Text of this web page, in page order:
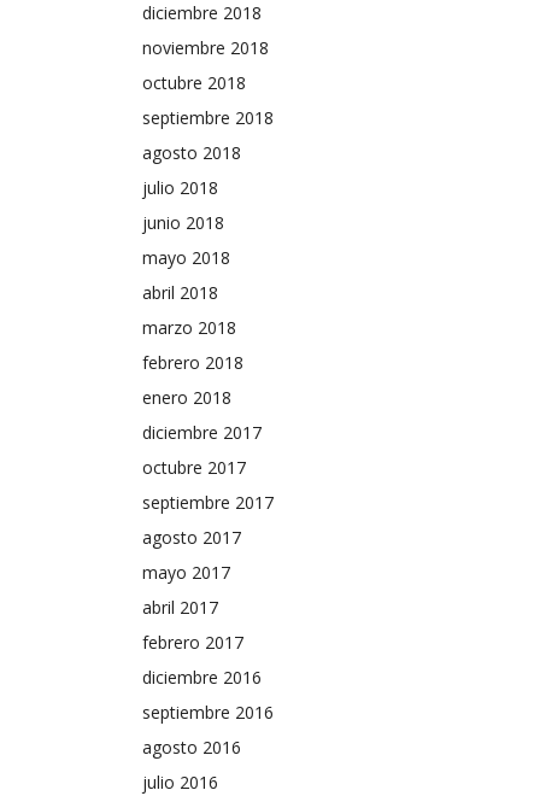
diciembre 2018
noviembre 2018
octubre 2018
septiembre 2018
agosto 2018
julio 2018
junio 2018
mayo 2018
abril 2018
marzo 2018
febrero 2018
enero 2018
diciembre 2017
octubre 2017
septiembre 2017
agosto 2017
mayo 2017
abril 2017
febrero 2017
diciembre 2016
septiembre 2016
agosto 2016
julio 2016